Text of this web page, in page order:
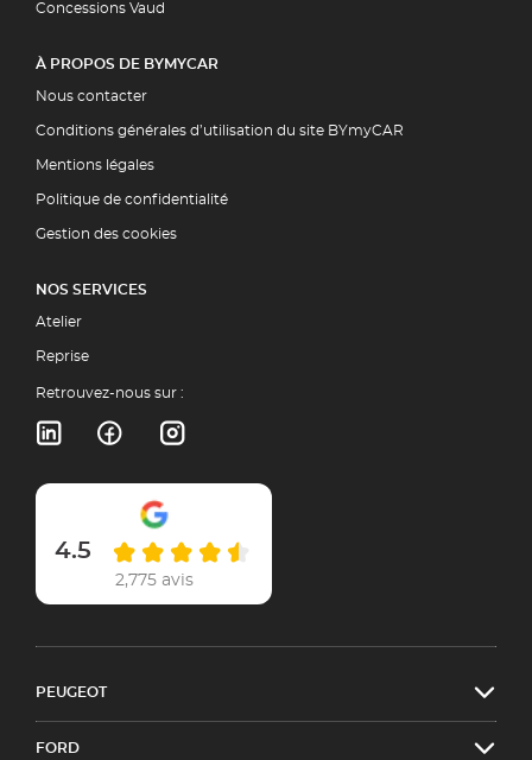
Concessions Vaud
À PROPOS DE BYMYCAR
Nous contacter
Conditions générales d’utilisation du site BYmyCAR
Mentions légales
Politique de confidentialité
Gestion des cookies
NOS SERVICES
Atelier
Reprise
Retrouvez-nous sur :
4.5
2,775 avis
PEUGEOT
FORD